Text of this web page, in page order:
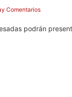
Comentarios
podrán